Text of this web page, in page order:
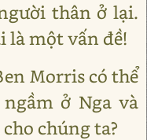
thân ở lại.
là một vấn đề!
Morris có thể
ở Nga và
chúng ta?